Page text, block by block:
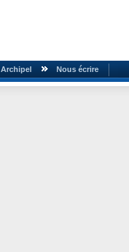
Archipel Nous écrire